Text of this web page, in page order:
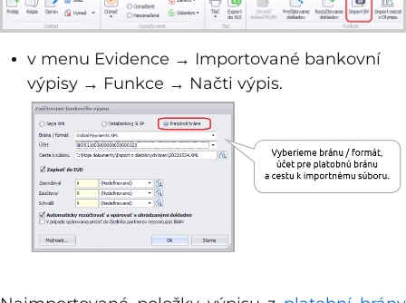
v menu Evidence → Importované bankovní
výpisy → Funkce → Načti výpis.